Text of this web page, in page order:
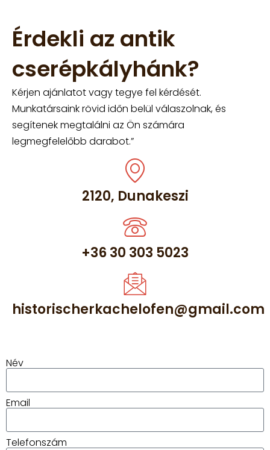
Érdekli az antik
cserépkályhánk?
Kérjen ajánlatot vagy tegye fel kérdését.
Munkatársaink rövid időn belül válaszolnak, és
segítenek megtalálni az Ön számára
legmegfelelőbb darabot.”
2120, Dunakeszi
+36 30 303 5023
historischerkachelofen@gmail.com
Név
Email
Telefonszám